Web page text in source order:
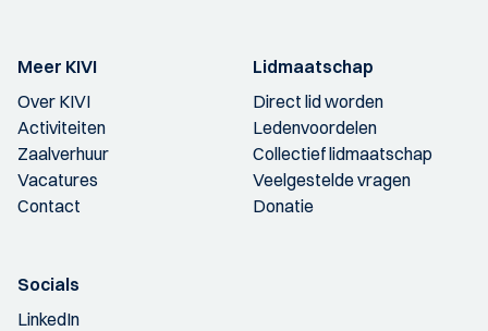
Meer KIVI
Over KIVI
Activiteiten
Zaalverhuur
Vacatures
Contact
Lidmaatschap
Direct lid worden
Ledenvoordelen
Collectief lidmaatschap
Veelgestelde vragen
Donatie
Socials
LinkedIn